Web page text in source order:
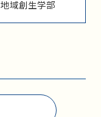
地域創生学部